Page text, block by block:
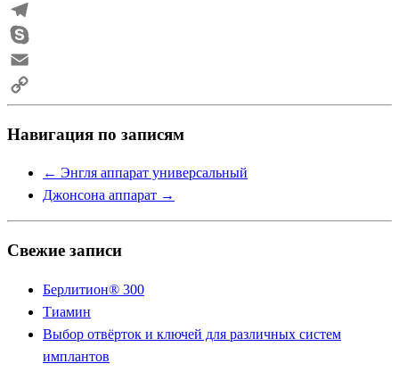
Viber
Telegram
Skype
Email
Copy
Link
Навигация по записям
← Энгля аппарат универсальный
Джонсона аппарат →
Свежие записи
Берлитион® 300
Тиамин
Выбор отвёрток и ключей для различных систем
имплантов